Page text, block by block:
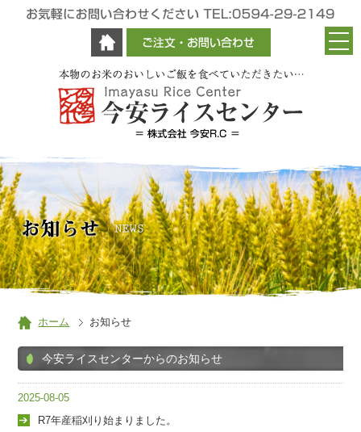
ホーム お知らせ
今安ライスセンターからのお知らせ
2025-08-05
R7年産稲刈り始まりました。